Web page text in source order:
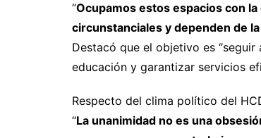
“Ocupamos estos espacios con
circunstanciales y dependen de
Destacó que el objetivo es
educación y garantizar servicios
Respecto del clima político del
“La unanimidad no es una